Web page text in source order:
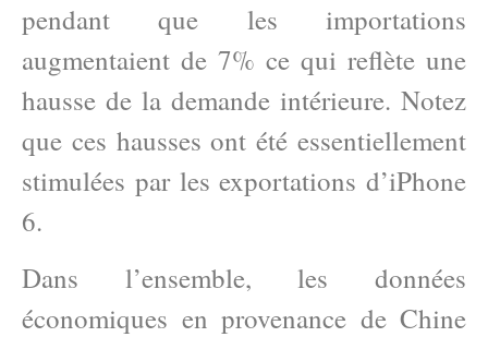
pendant que les importations
augmentaient de 7% ce qui reflète une
hausse de la demande intérieure. Notez
que ces hausses ont été essentiellement
stimulées par les exportations d’iPhone
6.
Dans l’ensemble, les données
économiques en provenance de Chine